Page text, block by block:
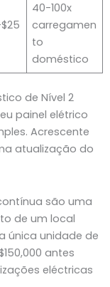
40-100x
carregamen
to
doméstico
de Nível 2
painel elétrico
Acrescente
atualização do
são uma
de um local
única unidade de
antes
eléctricas